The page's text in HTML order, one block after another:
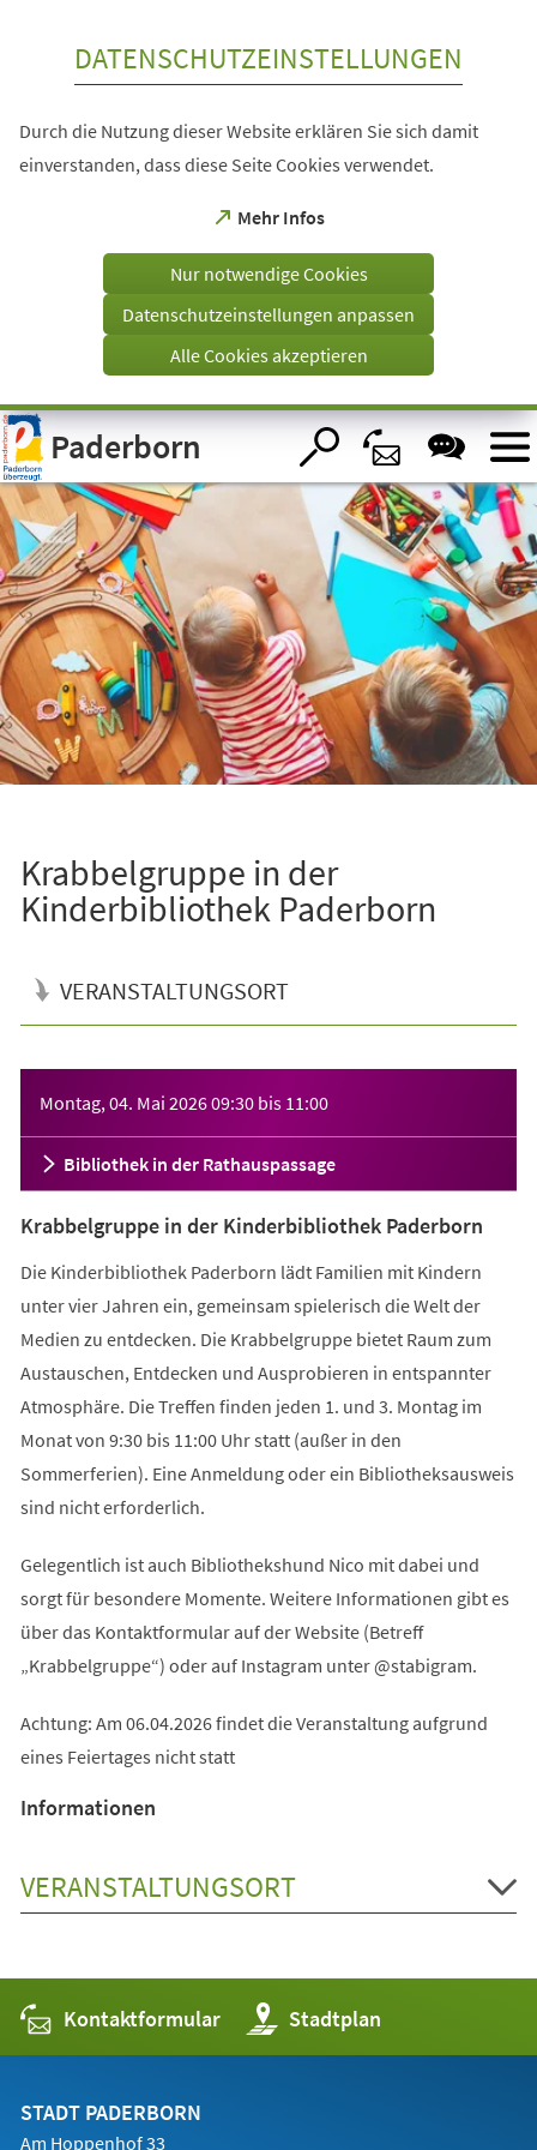
Visuelle
Assistenzsoftware
öffnen.
DATENSCHUTZEINSTELLUNGEN
Durch die Nutzung dieser Website erklären Sie sich damit
einverstanden, dass diese Seite Cookies verwendet.
Mehr Infos
(Öffnet
einem
Tab)
Nur notwendige Cookies
Datenschutzeinstellungen anpassen
Alle Cookies akzeptieren
Paderborn
Krabbelgruppe in der
Kinderbibliothek Paderborn
VERANSTALTUNGSORT
Montag, 04. Mai 202609:30 bis 11:00
Bibliothek in der Rathauspassage
Krabbelgruppe in der Kinderbibliothek Paderborn
Die Kinderbibliothek Paderborn lädt Familien mit Kindern
unter vier Jahren ein, gemeinsam spielerisch die Welt der
Medien zu entdecken. Die Krabbelgruppe bietet Raum zum
Austauschen, Entdecken und Ausprobieren in entspannter
Atmosphäre. Die Treffen finden jeden 1. und 3. Montag im
Monat von 9:30 bis 11:00 Uhr statt (außer in den
Sommerferien). Eine Anmeldung oder ein Bibliotheksausweis
sind nicht erforderlich.
Gelegentlich ist auch Bibliothekshund Nico mit dabei und
sorgt für besondere Momente. Weitere Informationen gibt es
über das Kontaktformular auf der Website (Betreff
„Krabbelgruppe“) oder auf Instagram unter @stabigram.
Achtung: Am 06.04.2026 findet die Veranstaltung aufgrund
eines Feiertages nicht statt
Informationen
VERANSTALTUNGSORT
Kontaktformular Stadtplan
(Öffnet
in
einem
STADT PADERBORN
Am Hoppenhof 33